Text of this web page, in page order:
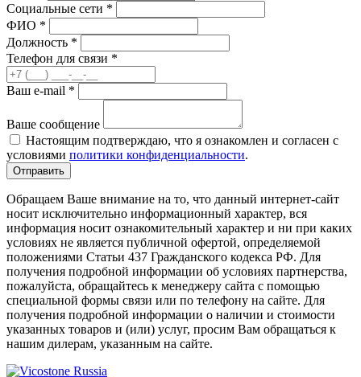
Социальные сети *
ФИО *
Должность *
Телефон для связи *
Ваш e-mail *
Ваше сообщение
Настоящим подтверждаю, что я ознакомлен и согласен с
условиями политики конфиденциальности.
Отправить
Обращаем Ваше внимание на то, что данный интернет-сайт
носит исключительно информационный характер, вся
информация носит ознакомительный характер и ни при каких
условиях не является публичной офертой, определяемой
положениями Статьи 437 Гражданского кодекса РФ. Для
получения подробной информации об условиях партнерства,
пожалуйста, обращайтесь к менеджеру сайта с помощью
специальной формы связи или по телефону на сайте. Для
получения подробной информации о наличии и стоимости
указанных товаров и (или) услуг, просим Вам обращаться к
нашим дилерам, указанным на сайте.